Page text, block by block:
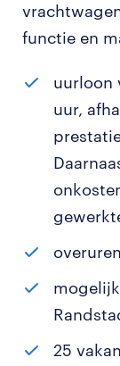
functie en
uurloon
uur,
25